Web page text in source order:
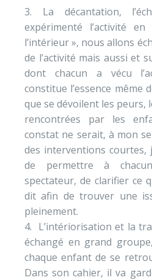
La décantation,
expérimenté l’activité
l’intérieur », nous allons
de l’activité mais aussi et
dont chacun a vécu
constitue l’essence même
que se dévoilent les peurs,
rencontrées par les
constat ne serait, à mon
des interventions courtes,
de permettre à
spectateur, de clarifier ce
dit afin de trouver une
pleinement.
 L’intériorisation et la
échangé en grand
chaque enfant de se
Dans son cahier, il va